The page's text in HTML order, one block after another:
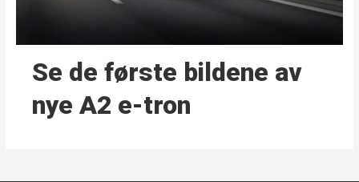
Se de første bildene av
nye A2 e-tron